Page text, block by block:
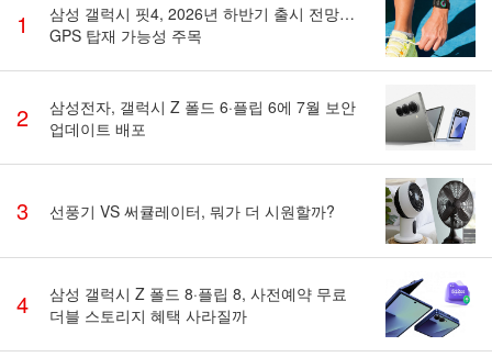
1
삼성 갤럭시 핏4, 2026년 하반기 출시 전망…
GPS 탑재 가능성 주목
2
삼성전자, 갤럭시 Z 폴드 6·플립 6에 7월 보안
업데이트 배포
3 선풍기 VS 써큘레이터, 뭐가 더 시원할까?
4
삼성 갤럭시 Z 폴드 8·플립 8, 사전예약 무료
더블 스토리지 혜택 사라질까